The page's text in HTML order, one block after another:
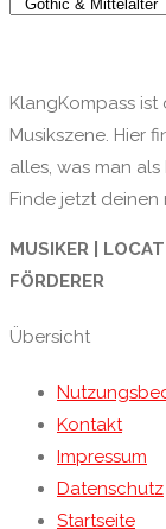
KlangKompass
Musikszene. Hier
alles, was man
Finde jetzt
MUSIKER |
FÖRDERER
Übersicht
Kontakt
Impressum
Datenschutz
Startseite